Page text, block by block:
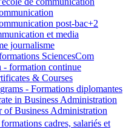
post-bac+2
et media
journalisme
SciencesCom
- formation continue
& Courses
- Formations diplomantes
in Business Administration
Business Administration
cadres, salariés et